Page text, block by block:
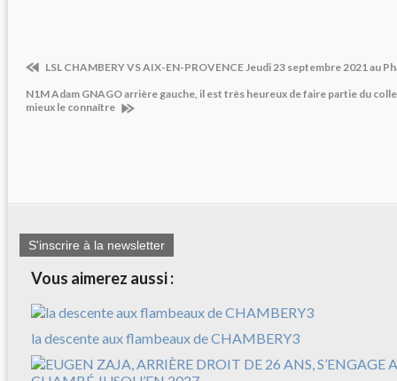
LSL CHAMBERY VS AIX-EN-PROVENCE Jeudi 23 septembre 2021 au
N1M Adam GNAGO arrière gauche, il est très heureux de faire partie du
mieux le connaître
S'inscrire à la newsletter
Vous aimerez aussi :
la descente aux flambeaux de CHAMBERY3